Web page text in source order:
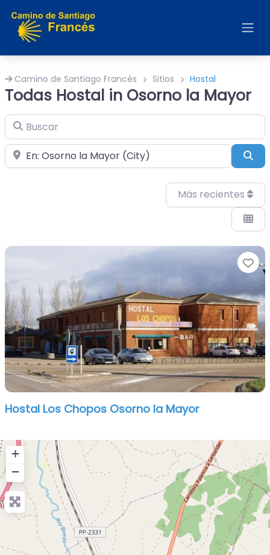
Camino de Santiago Francés Sitios Hostal
Todas Hostal in Osorno la Mayor
Buscar
Cerca de
Más recientes
Hostal Los Chopos Osorno la Mayor
+
−